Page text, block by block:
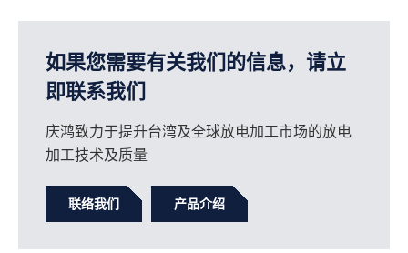
如果您需要有关我们的信息，请立
即联系我们
庆鸿致力于提升台湾及全球放电加工市场的放电
加工技术及质量
联络我们 产品介绍